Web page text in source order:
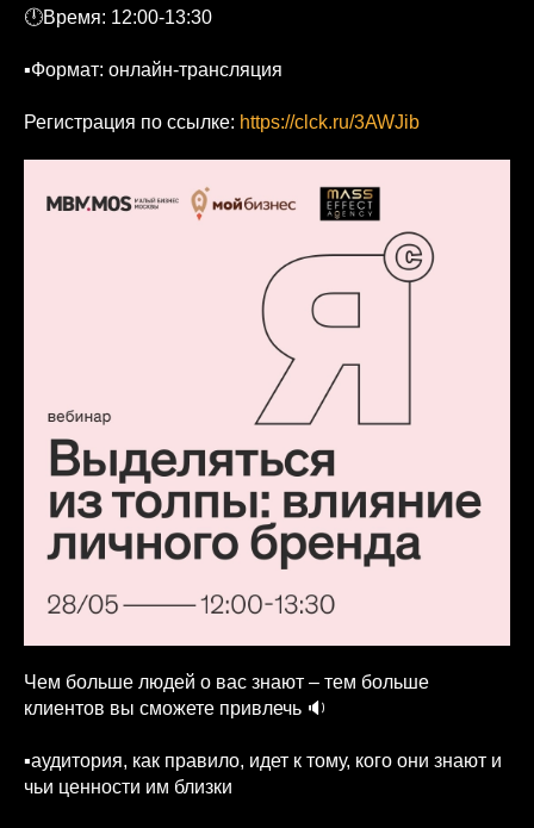
🕛Время: 12:00-13:30
▪Формат: онлайн-трансляция
Регистрация по ссылке: https://clck.ru/3AWJib
Чем больше людей о вас знают – тем больше
клиентов вы сможете привлечь 🔉
▪аудитория, как правило, идет к тому, кого они знают и
чьи ценности им близки